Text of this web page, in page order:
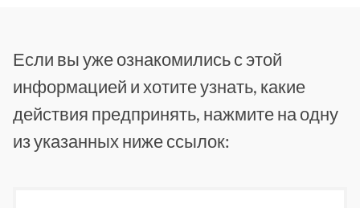
Если вы уже ознакомились с этой
информацией и хотите узнать, какие
действия предпринять, нажмите на одну
из указанных ниже ссылок: